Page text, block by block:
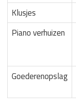
Klusjes
Piano verhuizen
Goederenopslag